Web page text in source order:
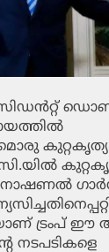
നാഷണൽ
ട്രംപ് ഈ
നടപടികളെ